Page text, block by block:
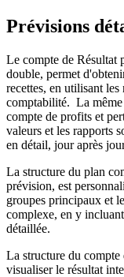
Prévisions
Le compte de Résultat
double, permet
recettes, en utilisant les
comptabilité. La même
compte de profits et
valeurs et les rapports
en détail, jour après
La structure du plan
prévision, est
groupes principaux et
complexe, en y
détaillée.
La structure du compte
visualiser le résultat